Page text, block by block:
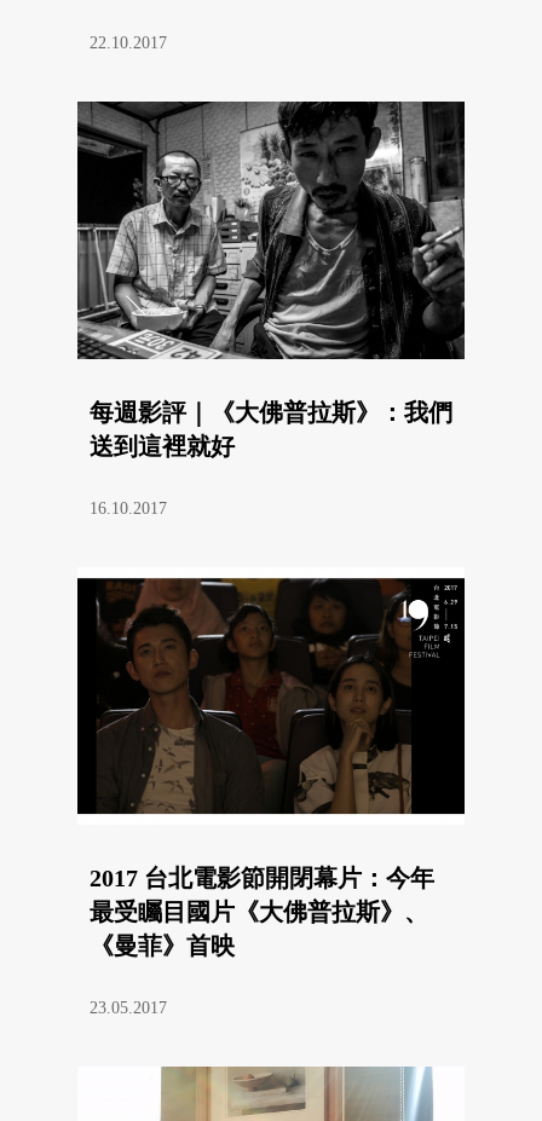
22.10.2017
每週影評｜《大佛普拉斯》：我們
送到這裡就好
16.10.2017
2017 台北電影節開閉幕片：今年
最受矚目國片《大佛普拉斯》、
《曼菲》首映
23.05.2017